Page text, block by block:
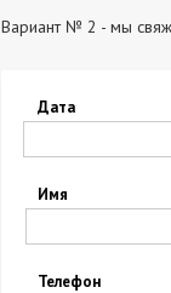
Вариант № 2 - мы
Дата
Имя
Телефон